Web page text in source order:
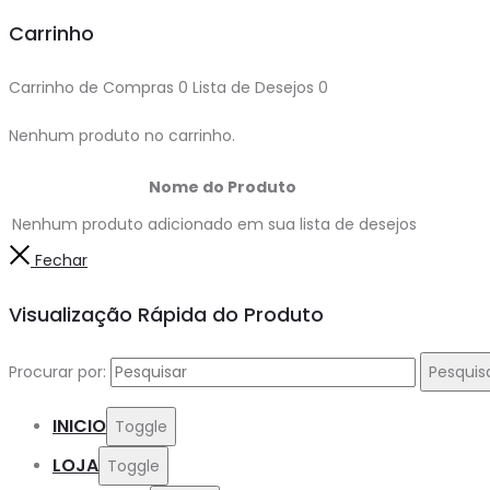
Carrinho
Carrinho de Compras 0 Lista de Desejos 0
Nenhum produto no carrinho.
Nome do Produto
Nenhum produto adicionado em sua lista de desejos
Fechar
Visualização Rápida do Produto
Procurar por:
INICIO Toggle
LOJA Toggle